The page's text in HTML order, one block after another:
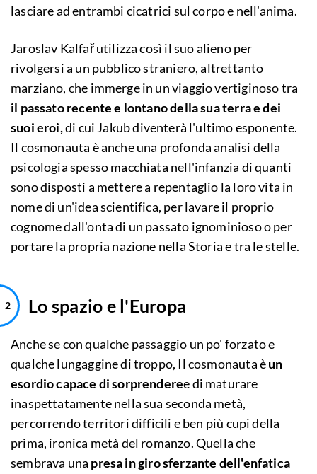
lasciare ad entrambi cicatrici sul corpo e nell'anima.
Jaroslav Kalfař utilizza così il suo alieno per
rivolgersi a un pubblico straniero, altrettanto
marziano, che immerge in un viaggio vertiginoso tra
il passato recente e lontano della sua terra e dei
suoi eroi,di cui Jakub diventerà l'ultimo esponente.
Il cosmonauta è anche una profonda analisi della
psicologia spesso macchiata nell'infanzia di quanti
sono disposti a mettere a repentaglio la loro vita in
nome di un'idea scientifica, per lavare il proprio
cognome dall'onta di un passato ignominioso o per
portare la propria nazione nella Storia e tra le stelle.
Lo spazio e l'Europa
Anche se con qualche passaggio un po' forzato e
qualche lungaggine di troppo, Il cosmonauta èun
esordio capace di sorprenderee di maturare
inaspettatamente nella sua seconda metà,
percorrendo territori difficili e ben più cupi della
prima, ironica metà del romanzo. Quella che
sembrava una presa in giro sferzante dell'enfatica